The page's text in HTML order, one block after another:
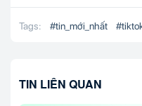
Tags: #tin_mới_nhất #
TIN LIÊN QUAN